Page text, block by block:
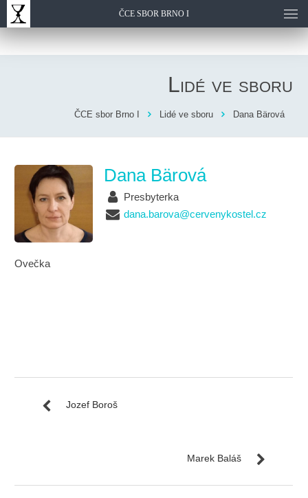
ČCE SBOR BRNO I
Lidé ve sboru
ČCE sbor Brno I Lidé ve sboru Dana Bärová
Dana Bärová
Presbyterka
dana.barova@cervenykostel.cz
Ovečka
Jozef Boroš
Marek Baláš